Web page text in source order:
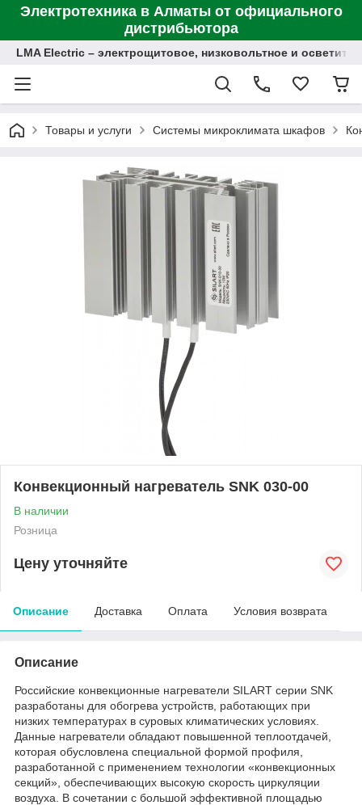
Электротехника в Алматы от официального
дистрибьютора
LMA Electric – электрощитовое, низковольтное и
Товары и услуги Системы микроклимата шкафов
Конвекционный нагреватель SNK 030-00
В наличии
Розница
Цену уточняйте
Описание Доставка Оплата Условия возврата
Описание
Российские конвекционные нагреватели SILART серии SNK
разработаны для обогрева устройств, работающих при
низких температурах в суровых климатических условиях.
Данные нагреватели обладают повышенной теплоотдачей,
которая обусловлена специальной формой профиля,
разработанной с применением технологии «конвекционных
секций», обеспечивающих высокую скорость циркуляции
воздуха. В сочетании с большой эффективной площадью